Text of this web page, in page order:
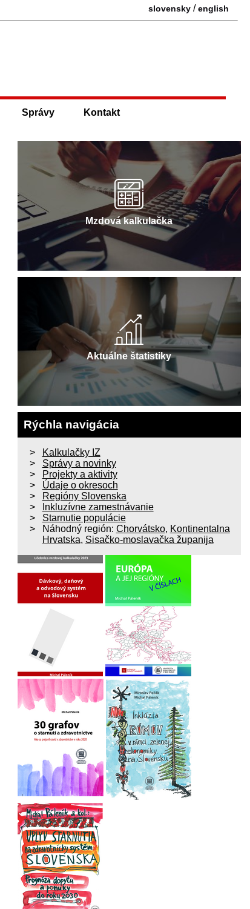
slovensky /english
Správy Kontakt
Mzdová kalkulačka
Aktuálne štatistiky
Rýchla navigácia
Kalkulačky IZ
Správy a novinky
Projekty a aktivity
Údaje o okresoch
Regióny Slovenska
Inkluzívne zamestnávanie
Starnutie populácie
Náhodný región: Chorvátsko, Kontinentalna
Hrvatska, Sisačko-moslavačka županija